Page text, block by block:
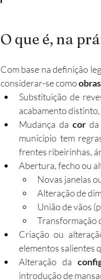
O que é, na
Com base na definição
considerar-se como
Substituição de
acabamento
Mudança da cor
município tem
frentes ribeirinhas,
Abertura, fecho ou
Novas janelas
Alteração de
União de vãos
Transformação
Criação ou
elementos salientes
Alteração da
introdução de